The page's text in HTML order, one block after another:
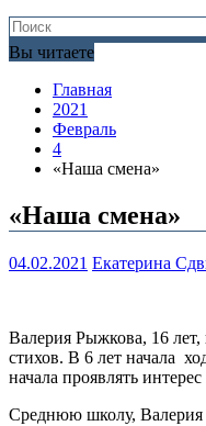
Вы читаете
Главная
2021
Февраль
4
«Наша смена»
«Наша смена»
04.02.2021 Екатерина
Валерия Рыжкова, 16 лет,
стихов. В 6 лет начала
начала проявлять
Среднюю школу, Валерия